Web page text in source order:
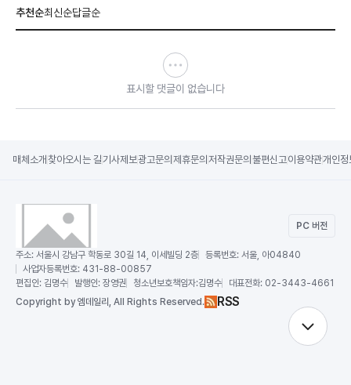
추천순최신순답글순
표시할 댓글이 없습니다
매체소개 찾아오시는 길기사제보광고문의 제휴문의 저작권문의 불편신고이용약관개인정
PC 버전
주소: 서울시 강남구 학동로 30길 14, 이세빌딩 2층 등록번호: 서울, 아04840
사업자등록번호: 431-88-00857
편집인: 김명수 발행인: 장영권 청소년보호책임자:김명수 대표전화: 02-3443-4661
Copyright by 엠데일리, All Rights Reserved. RSS